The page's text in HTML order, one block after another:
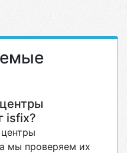
isfix?
мы проверяем их